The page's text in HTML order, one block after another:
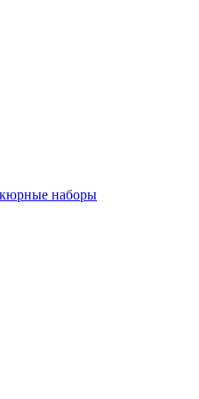
наборы